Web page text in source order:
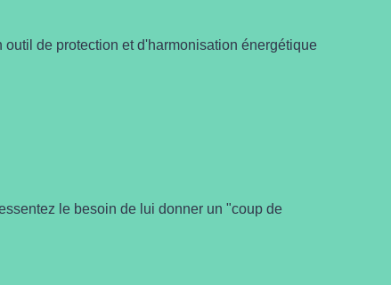
de protection et d'harmonisation énergétique
le besoin de lui donner un "coup de